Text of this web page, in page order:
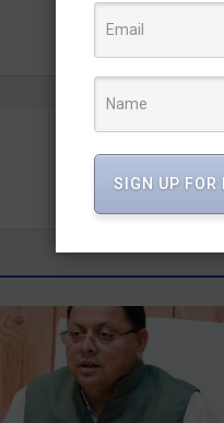
बदरीनाथ धाम
SIGN UP FOR